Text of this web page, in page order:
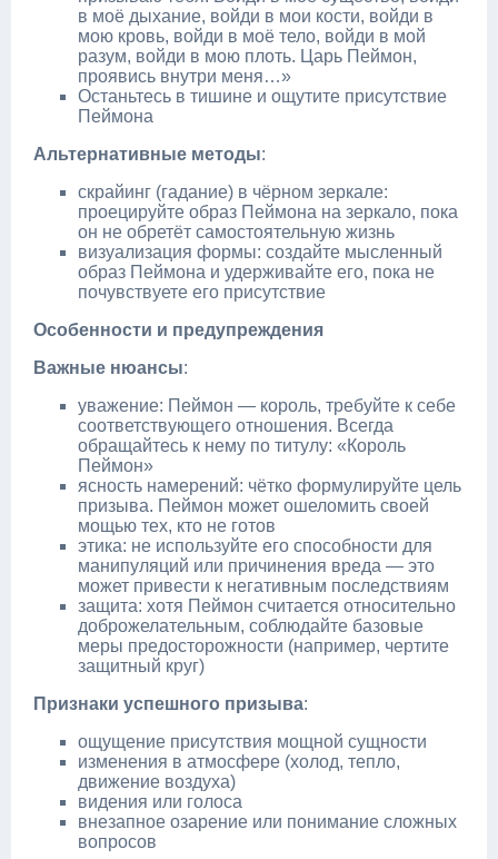
в моё дыхание, войди в мои кости, войди в
мою кровь, войди в моё тело, войди в мой
разум, войди в мою плоть. Царь Пеймон,
проявись внутри меня…»
Останьтесь в тишине и ощутите присутствие
Пеймона
Альтернативные методы:
скрайинг (гадание) в чёрном зеркале:
проецируйте образ Пеймона на зеркало, пока
он не обретёт самостоятельную жизнь
визуализация формы: создайте мысленный
образ Пеймона и удерживайте его, пока не
почувствуете его присутствие
Особенности и предупреждения
Важные нюансы:
уважение: Пеймон — король, требуйте к себе
соответствующего отношения. Всегда
обращайтесь к нему по титулу: «Король
Пеймон»
ясность намерений: чётко формулируйте цель
призыва. Пеймон может ошеломить своей
мощью тех, кто не готов
этика: не используйте его способности для
манипуляций или причинения вреда — это
может привести к негативным последствиям
защита: хотя Пеймон считается относительно
доброжелательным, соблюдайте базовые
меры предосторожности (например, чертите
защитный круг)
Признаки успешного призыва:
ощущение присутствия мощной сущности
изменения в атмосфере (холод, тепло,
движение воздуха)
видения или голоса
внезапное озарение или понимание сложных
вопросов